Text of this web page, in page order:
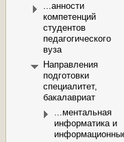
...анности
компетенций
студентов
педагогического
вуза
Направления
подготовки
специалитет,
бакалавриат
...ментальная
информатика и